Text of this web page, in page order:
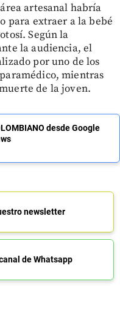
artesanal habría
para extraer a la bebé
Según la
la audiencia, el
por uno de los
mientras
de la joven.
desde Google
newsletter
de Whatsapp